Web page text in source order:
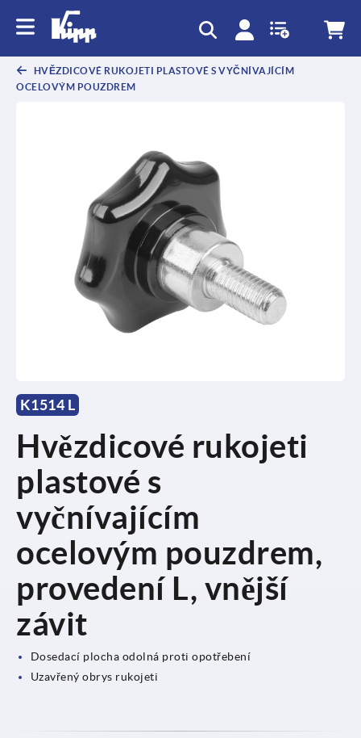
HVĚZDICOVÉ RUKOJETI PLASTOVÉ S VYČNÍVAJÍCÍM
OCELOVÝM POUZDREM
K1514 L
Hvězdicové rukojeti
plastové s
vyčnívajícím
ocelovým pouzdrem,
provedení L, vnější
závit
Dosedací plocha odolná proti opotřebení
Uzavřený obrys rukojeti